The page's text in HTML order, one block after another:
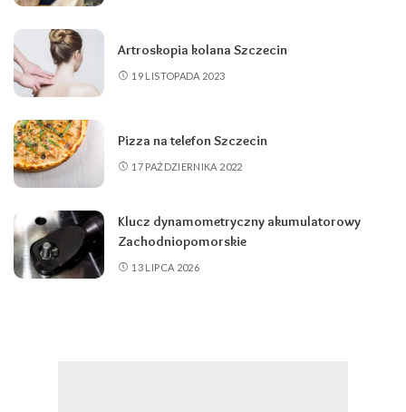
Artroskopia kolana Szczecin
19 LISTOPADA 2023
Pizza na telefon Szczecin
17 PAŹDZIERNIKA 2022
Klucz dynamometryczny akumulatorowy
Zachodniopomorskie
13 LIPCA 2026